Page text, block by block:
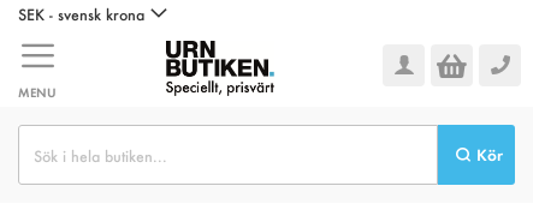
Hoppa
innehållet
SEK - svensk krona
MENU
Kör